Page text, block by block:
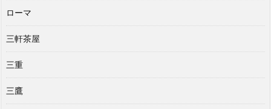
ローマ
三軒茶屋
三重
三鷹